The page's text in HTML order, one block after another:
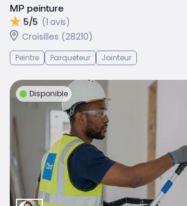
MP peinture
5/5 (1 avis)
Croisilles (28210)
Peintre Parqueteur Jointeur
Disponible